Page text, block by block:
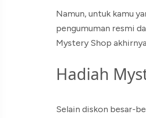
Namun, untuk kamu
pengumuman resmi
Mystery Shop
Hadiah
Selain diskon besar-